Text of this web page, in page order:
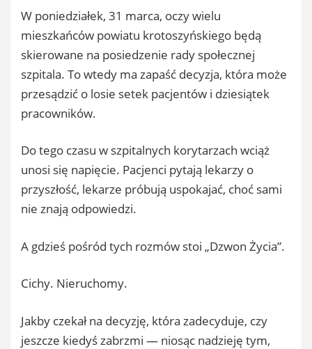
W poniedziałek, 31 marca, oczy wielu
mieszkańców powiatu krotoszyńskiego będą
skierowane na posiedzenie rady społecznej
szpitala. To wtedy ma zapaść decyzja, która może
przesądzić o losie setek pacjentów i dziesiątek
pracowników.
Do tego czasu w szpitalnych korytarzach wciąż
unosi się napięcie. Pacjenci pytają lekarzy o
przyszłość, lekarze próbują uspokajać, choć sami
nie znają odpowiedzi.
A gdzieś pośród tych rozmów stoi „Dzwon Życia”.
Cichy. Nieruchomy.
Jakby czekał na decyzję, która zadecyduje, czy
jeszcze kiedyś zabrzmi — niosąc nadzieję tym,